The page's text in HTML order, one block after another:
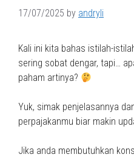
17/07/2025 by andryli
Kali ini kita bahas istilah-
sering sobat dengar, tapi…
paham artinya?
Yuk, simak penjelasannya
perpajakanmu biar makin
Jika anda membutuhkan